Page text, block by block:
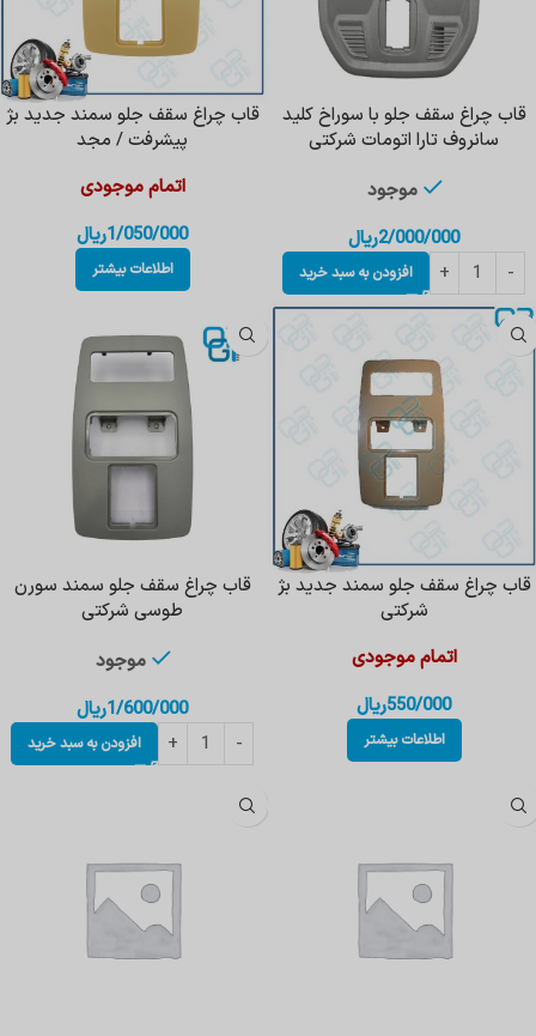
قاب چراغ سقف جلو با سوراخ کلید
سانروف تارا اتومات شرکتی
موجود
2/000/000ریال
افزودن به سبد خرید
قاب چراغ سقف جلو سمند جدید بژ
پیشرفت / مجد
اتمام موجودی
1/050/000ریال
اطلاعات بیشتر
قاب چراغ سقف جلو سمند جدید بژ
شرکتی
اتمام موجودی
550/000ریال
اطلاعات بیشتر
قاب چراغ سقف جلو سمند سورن
طوسی شرکتی
موجود
1/600/000ریال
افزودن به سبد خرید